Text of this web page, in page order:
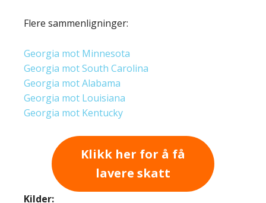
Flere sammenligninger:
Georgia mot Minnesota
Georgia mot South Carolina
Georgia mot Alabama
Georgia mot Louisiana
Georgia mot Kentucky
Klikk her for å få
lavere skatt
Kilder: